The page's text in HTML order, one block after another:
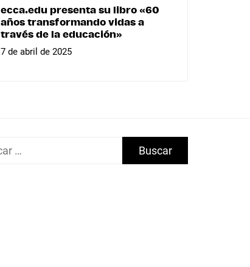
ecca.edu presenta su libro «60
años transformando vidas a
través de la educación»
7 de abril de 2025